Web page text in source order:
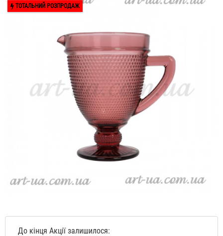
ТОТАЛЬНИЙ РОЗПРОДАЖ
До кінця Акції залишилося: